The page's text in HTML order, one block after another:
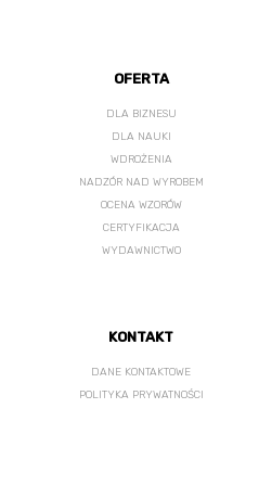
OFERTA
DLA BIZNESU
DLA NAUKI
WDROŻENIA
NADZÓR NAD WYROBEM
OCENA WZORÓW
CERTYFIKACJA
WYDAWNICTWO
KONTAKT
DANE KONTAKTOWE
POLITYKA PRYWATNOŚCI